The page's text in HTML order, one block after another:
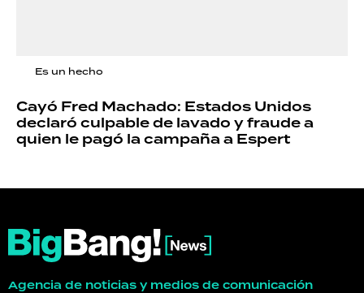
Es un hecho
Cayó Fred Machado: Estados Unidos
declaró culpable de lavado y fraude a
quien le pagó la campaña a Espert
Agencia de noticias y medios de comunicación